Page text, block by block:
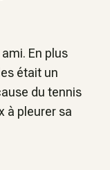
En plus
était un
du tennis
à pleurer sa